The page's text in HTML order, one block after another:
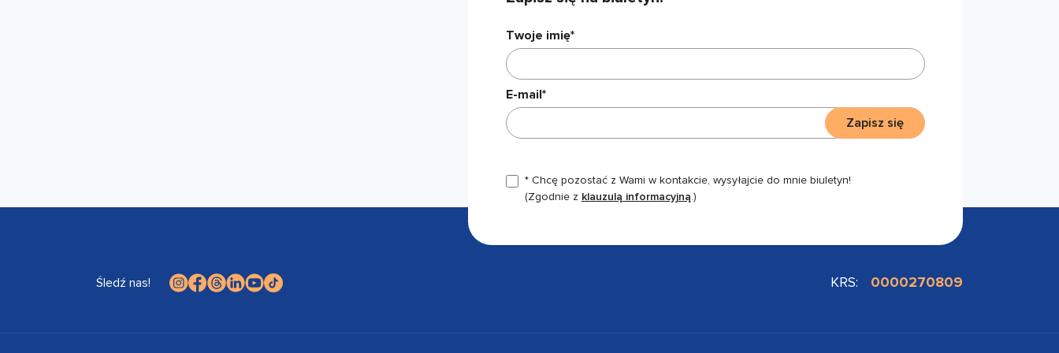
Twoje imię*
E-mail*
* Chcę pozostać z Wami w kontakcie, wysyłajcie do mnie biuletyn!
(Zgodnie z klauzulą informacyjną.)
Zapisz się
KRS: 0000270809
Śledź nas!